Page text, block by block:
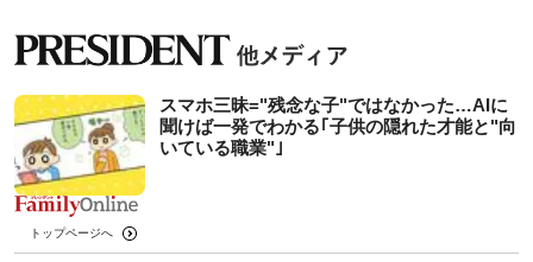
スマホ三昧="残念な子"ではなかった…AIに
聞けば一発でわかる｢子供の隠れた才能と"向
いている職業"｣
トップページへ